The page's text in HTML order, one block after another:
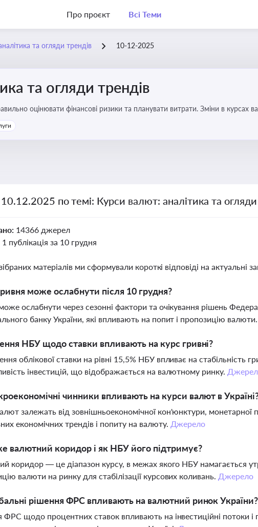
Про проєкт Всі Теми
та огляди трендів 10-12-2025
та огляди трендів
оцінювати фінансові ризики та планувати витрати. Зміни в курсах
компанії
по темі: Курси валют: аналітика та огляди
14366 джерел
1 публікація за 10 грудня
матеріалів ми сформували короткі відповіді на актуальні
може ослабнути після 10 грудня?
ослабнути через сезонні фактори та очікування рішень
банку України, які впливають на попит і пропозицію валюти.
НБУ щодо ставки впливають на курс гривні?
облікової ставки на рівні 15,5% НБУ впливає на стабільність
інвестицій, що відображається на валютному ринку.
чинники впливають на курси валют в
залежать від зовнішньоекономічної кон'юнктури,
економічних трендів і попиту на валюту. Джерело
валютний коридор і як НБУ його підтримує?
коридор — це діапазон курсу, в межах якого НБУ намагається
валюти на ринку для стабілізації курсових коливань. Джерело
рішення ФРС впливають на валютний ринок України?
ФРС щодо процентних ставок впливають на інвестиційні потоки